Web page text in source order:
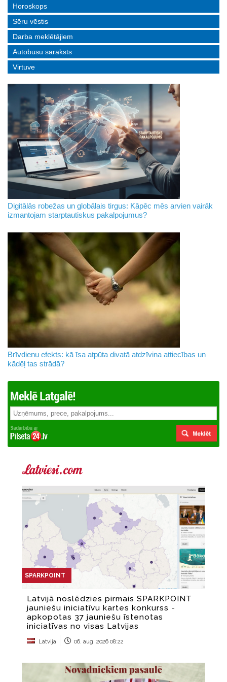
Horoskops
Sēru vēstis
Darba meklētājiem
Autobusu saraksts
Virtuve
Digitālās robežas un globālais tirgus: Kāpēc mēs arvien vairāk
izmantojam starptautiskus pakalpojumus?
Brīvdienu efekts: kā īsa atpūta divatā atdzīvina attiecības un
kādēļ tas strādā?